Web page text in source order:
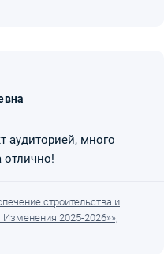
много
строительства и
Изменения 2025-2026»»,